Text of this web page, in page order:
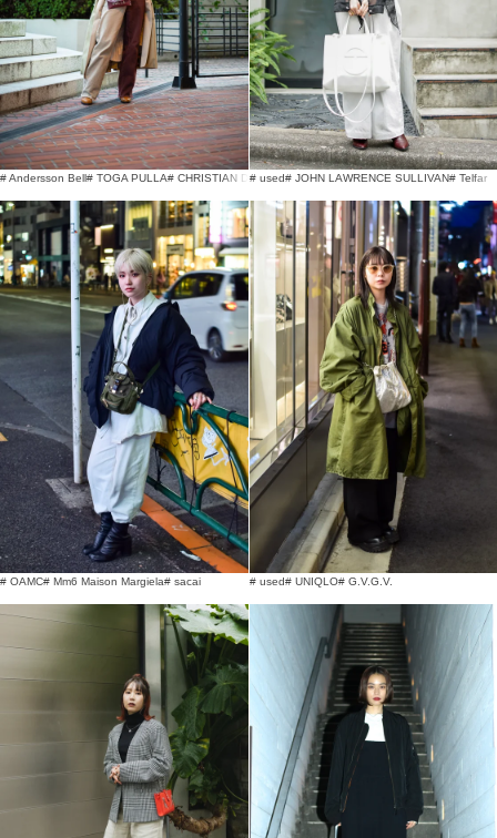
# Andersson Bell# TOGA PULLA# CHRISTIAN DADA
# used# JOHN LAWRENCE SULLIVAN# Telfar
# OAMC# Mm6 Maison Margiela# sacai # used# UNIQLO# G.V.G.V.